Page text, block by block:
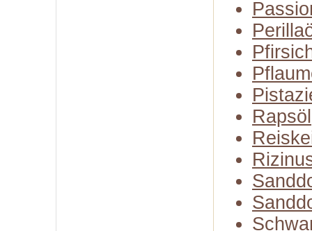
Rapsöl